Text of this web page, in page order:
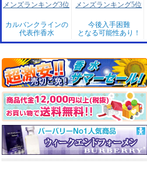
メンズランキング3位
カルバンクラインの
代表作香水
メンズランキング5位
今後入手困難
となる可能性あり！